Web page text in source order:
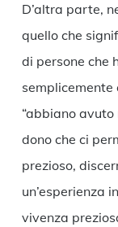
D’altra parte,
quello che
di persone che
semplicemente
“abbiano
dono che ci
prezioso,
un’esperienza
vivenza